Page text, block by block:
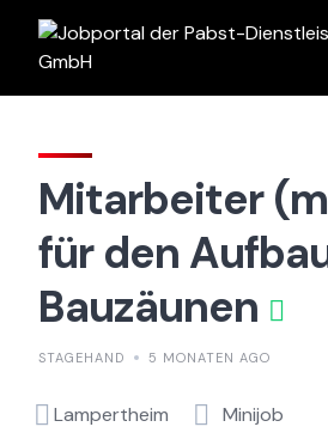
content
Mitarbeiter
für den
Bauzäunen
STAGEHAND 5 MONATEN AGO
Lampertheim
Minijob